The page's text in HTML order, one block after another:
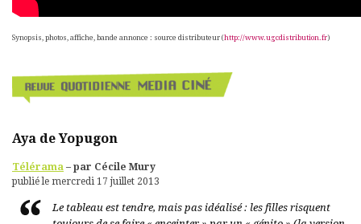
Synopsis, photos, affiche, bande annonce : source distributeur (http://www.ugcdistribution.fr)
Aya de Yopugon
Télérama – par Cécile Mury
publié le mercredi 17 juillet 2013
Le tableau est tendre, mais pas idéalisé : les filles risquent